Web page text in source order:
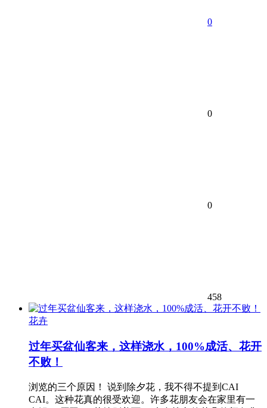
0
0
0
458
花卉
过年买盆仙客来，这样浇水，100%成活、花开
不败！
浏览的三个原因！ 说到除夕花，我不得不提到CAI
CAI。这种花真的很受欢迎。许多花朋友会在家里有一